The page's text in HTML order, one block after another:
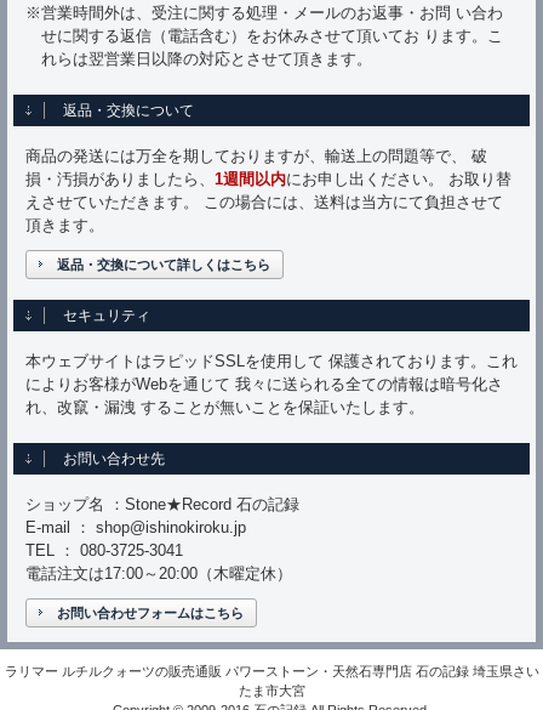
※営業時間外は、受注に関する処理・メールのお返事・お問 い合わ
せに関する返信（電話含む）をお休みさせて頂いてお ります。こ
れらは翌営業日以降の対応とさせて頂きます。
返品・交換について
商品の発送には万全を期しておりますが、輸送上の問題等で、 破
損・汚損がありましたら、 1週間以内にお申し出ください。 お取り替
えさせていただきます。 この場合には、送料は当方にて負担させて
頂きます。
返品・交換について詳しくはこちら
セキュリティ
本ウェブサイトはラピッドSSLを使用して 保護されております。これ
によりお客様がWebを通じて 我々に送られる全ての情報は暗号化さ
れ、改竄・漏洩 することが無いことを保証いたします。
お問い合わせ先
ショップ名 ：Stone★Record 石の記録
E-mail ： shop@ishinokiroku.jp
TEL ： 080-3725-3041
電話注文は17:00～20:00（木曜定休）
お問い合わせフォームはこちら
ラリマー ルチルクォーツの販売通販 パワーストーン・天然石専門店 石の記録 埼玉県さい
たま市大宮